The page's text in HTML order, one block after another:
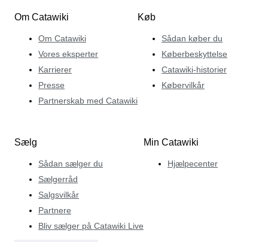
Om Catawiki
Om Catawiki
Vores eksperter
Karrierer
Presse
Partnerskab med Catawiki
Køb
Sådan køber du
Køberbeskyttelse
Catawiki-historier
Købervilkår
Sælg
Sådan sælger du
Sælgerråd
Salgsvilkår
Partnere
Bliv sælger på Catawiki Live
Min Catawiki
Hjælpecenter